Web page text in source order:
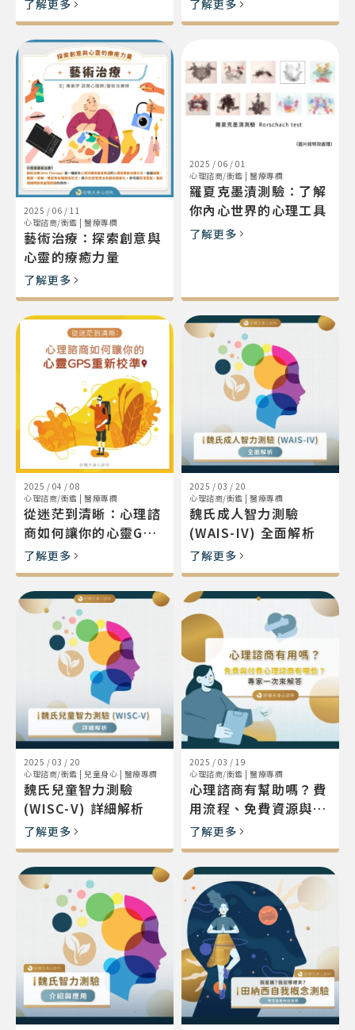
了解更多 了解更多
2025 / 06 / 11
心理諮商/衡鑑 | 醫療專欄
藝術治療：探索創意與
心靈的療癒力量
了解更多
2025 / 06 / 01
心理諮商/衡鑑 | 醫療專欄
羅夏克墨漬測驗：了解
你內心世界的心理工具
了解更多
2025 / 04 / 08
心理諮商/衡鑑 | 醫療專欄
從迷茫到清晰：心理諮
商如何讓你的心靈GPS
重新校準
了解更多
2025 / 03 / 20
心理諮商/衡鑑 | 醫療專欄
魏氏成人智力測驗
(WAIS-IV) 全面解析
了解更多
2025 / 03 / 20
心理諮商/衡鑑 | 兒童身心 | 醫療專欄
魏氏兒童智力測驗
(WISC-V) 詳細解析
了解更多
2025 / 03 / 19
心理諮商/衡鑑 | 醫療專欄
心理諮商有幫助嗎？費
用流程、免費資源與心
理諮商所挑選指南
了解更多